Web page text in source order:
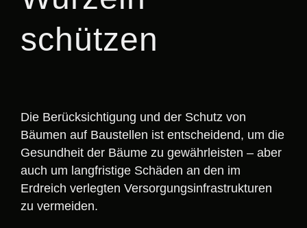
schützen
Die Berücksichtigung und der Schutz von
Bäumen auf Baustellen ist entscheidend, um die
Gesundheit der Bäume zu gewährleisten – aber
auch um langfristige Schäden an den im
Erdreich verlegten Versorgungsinfrastrukturen
zu vermeiden.